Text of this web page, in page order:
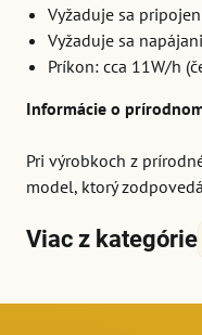
Vyžaduje sa
Vyžaduje sa
Príkon: cca 11W/h
Informácie o
Pri výrobkoch z
model, ktorý
Viac z kategórie